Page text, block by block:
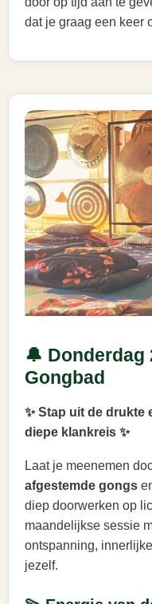
dat je graag een keer
🔔 Donderdag
Gongbad
✨ Stap uit de drukte
diepe klankreis ✨
Laat je meenemen
afgestemde gongs
diep doorwerken op
maandelijkse sessie
ontspanning,
jezelf.